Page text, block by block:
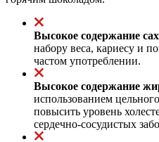
Высокое содержание
набору веса, кариесу и
частом употреблении.
Высокое содержание
использованием
повысить уровень
сердечно-сосудистых